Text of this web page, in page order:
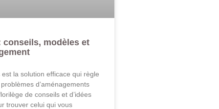
conseils, modèles et
la solution efficace qui règle
d’aménagements
de conseils et d’idées
trouver celui qui vous